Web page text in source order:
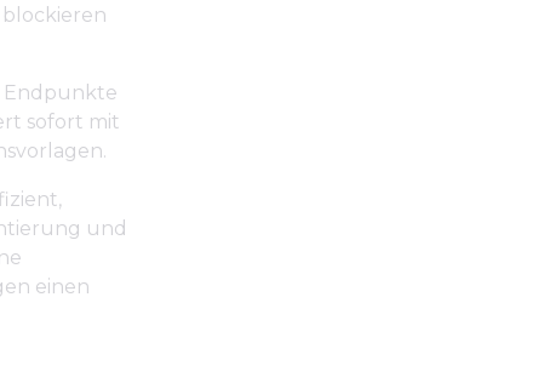
Endpunkte
sofort mit
und
einen